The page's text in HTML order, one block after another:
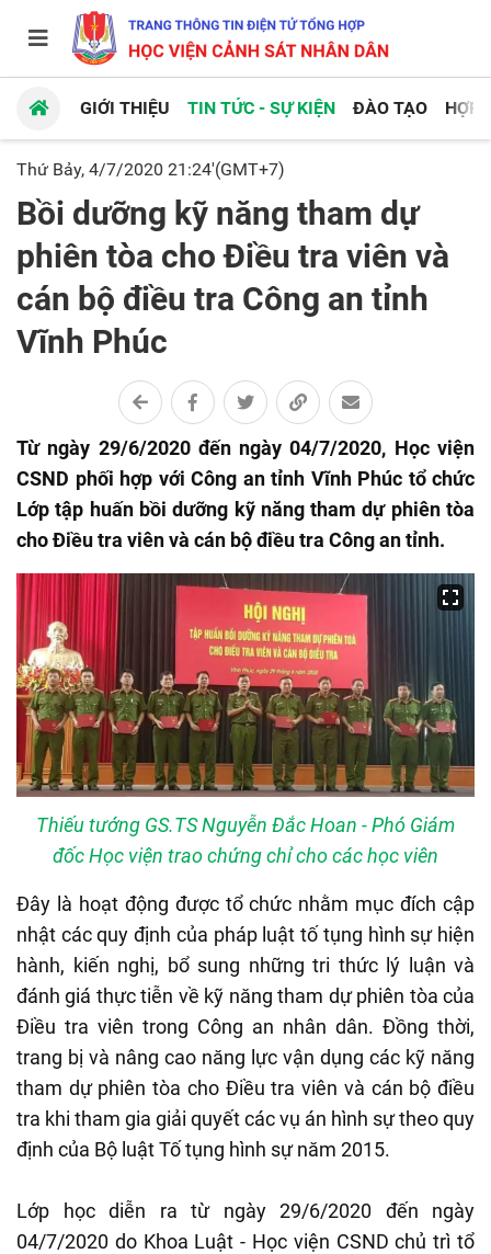
GIỚI THIỆU TIN TỨC - SỰ KIỆN ĐÀO TẠO HỢP
Thứ Bảy, 4/7/2020 21:24'(GMT+7)
Bồi dưỡng kỹ năng tham dự
phiên tòa cho Điều tra viên và
cán bộ điều tra Công an tỉnh
Vĩnh Phúc
Từ ngày 29/6/2020 đến ngày 04/7/2020, Học viện
CSND phối hợp với Công an tỉnh Vĩnh Phúc tổ chức
Lớp tập huấn bồi dưỡng kỹ năng tham dự phiên tòa
cho Điều tra viên và cán bộ điều tra Công an tỉnh.
Thiếu tướng GS.TS Nguyễn Đắc Hoan - Phó Giám
đốc Học viện trao chứng chỉ cho các học viên
Đây là hoạt động được tổ chức nhằm mục đích cập
nhật các quy định của pháp luật tố tụng hình sự hiện
hành, kiến nghị, bổ sung những tri thức lý luận và
đánh giá thực tiễn về kỹ năng tham dự phiên tòa của
Điều tra viên trong Công an nhân dân. Đồng thời,
trang bị và nâng cao năng lực vận dụng các kỹ năng
tham dự phiên tòa cho Điều tra viên và cán bộ điều
tra khi tham gia giải quyết các vụ án hình sự theo quy
định của Bộ luật Tố tụng hình sự năm 2015.
Lớp học diễn ra từ ngày 29/6/2020 đến ngày
04/7/2020 do Khoa Luật - Học viện CSND chủ trì tổ